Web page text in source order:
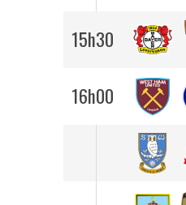
15h30
16h00